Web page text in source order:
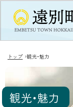
トップ ›観光・魅力
観光・魅力